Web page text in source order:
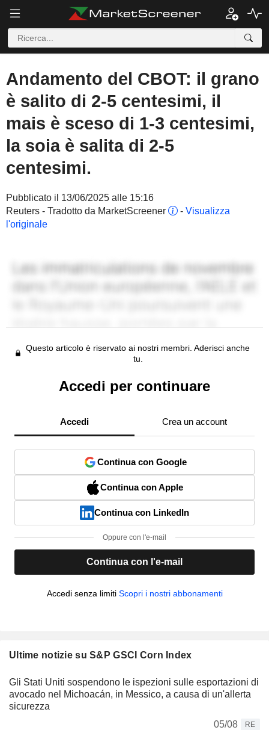
Andamento del CBOT: il grano
è salito di 2-5 centesimi, il
mais è sceso di 1-3 centesimi,
la soia è salita di 2-5
centesimi.
Pubblicato il 13/06/2025 alle 15:16
Reuters - Tradotto da MarketScreener
- Visualizza
l'originale
Questo articolo è riservato ai nostri membri. Aderisci anche
tu.
Accedi per continuare
Accedi Crea un account
Continua con Google
Continua con Apple
Continua con LinkedIn
Oppure con l'e-mail
Continua con l'e-mail
Accedi senza limiti Scopri i nostri abbonamenti
Ultime notizie su S&P GSCI Corn Index
Gli Stati Uniti sospendono le ispezioni sulle esportazioni di
avocado nel Michoacán, in Messico, a causa di un'allerta
sicurezza
05/08
RE